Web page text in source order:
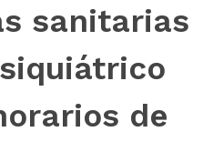
sanitarias
de